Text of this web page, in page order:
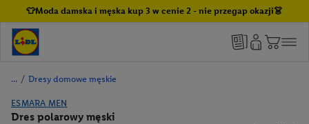
👕Moda damska i męska kup 3 w cenie 2 - nie przegap okazji👗
/ Dresy domowe męskie
ESMARA MEN
Dres polarowy męski